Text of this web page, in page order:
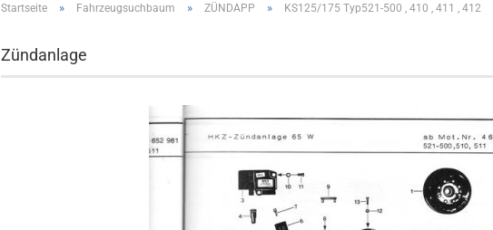
Startseite » Fahrzeugsuchbaum » ZÜNDAPP » KS125/175 Typ521-500 , 410 , 411 , 412
Zündanlage